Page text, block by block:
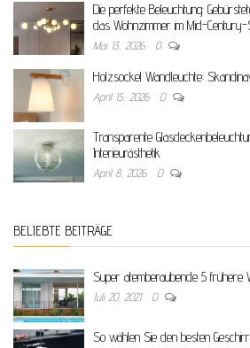
Die perfekte Beleuchtung:
das Wohnzimmer im Mid-Century-
Mai 13, 2026 0
Holzsockel Wandleuchte:
April 15, 2026 0
Transparente
Interieurästhetik
April 8, 2026 0
BELIEBTE BEITRÄGE
Super atemberaubende 5 frühere
Juli 20, 2021 0
So wählen Sie den besten